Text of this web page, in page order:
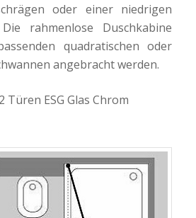
oder einer niedrigen
rahmenlose Duschkabine
quadratischen oder
angebracht werden.